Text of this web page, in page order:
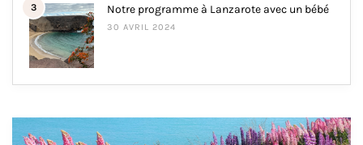
3 Notre programme à Lanzarote avec un bébé
30 AVRIL 2024